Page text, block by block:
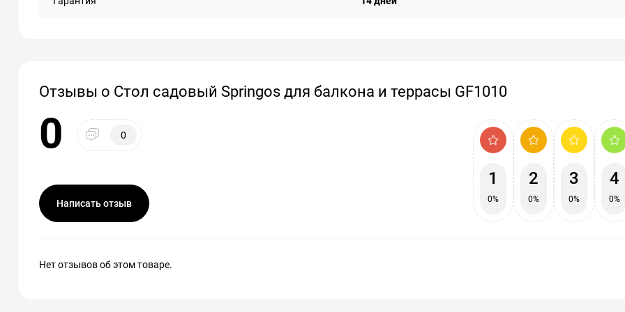
Отзывы о Стол садовый Springos для балкона и террасы GF1010
0 0
Написать отзыв
1
0%
2
0%
3
0%
4
0%
Нет отзывов об этом товаре.